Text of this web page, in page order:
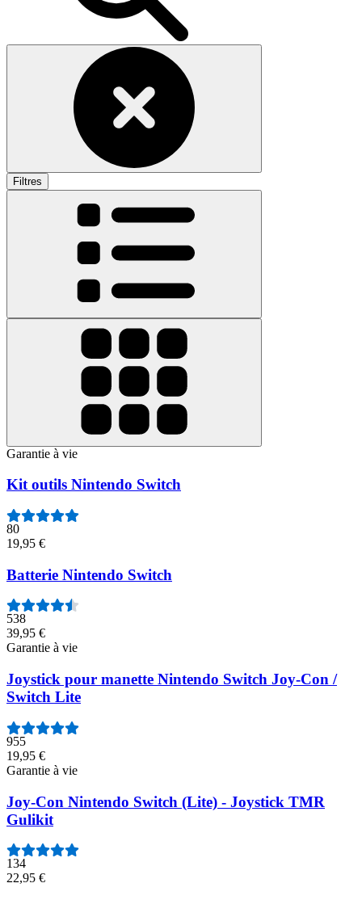
Filtres
Garantie à vie
Kit outils Nintendo Switch
80
19,95 €
Batterie Nintendo Switch
538
39,95 €
Garantie à vie
Joystick pour manette Nintendo Switch Joy-Con /
Switch Lite
955
19,95 €
Garantie à vie
Joy-Con Nintendo Switch (Lite) - Joystick TMR
Gulikit
134
22,95 €